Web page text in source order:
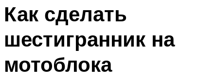
Как сделать
шестигранник на
мотоблока